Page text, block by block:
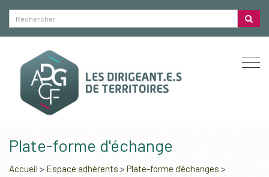
Plate-forme d'échange
Accueil > Espace adhérents > Plate-forme d'échanges >